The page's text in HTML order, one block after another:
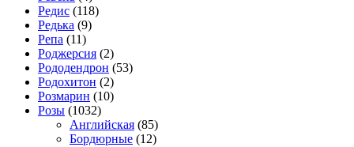
Редис (118)
Редька (9)
Репа (11)
Роджерсия (2)
Рододендрон (53)
Родохитон (2)
Розмарин (10)
Розы (1032)
Английская (85)
Бордюрные (12)